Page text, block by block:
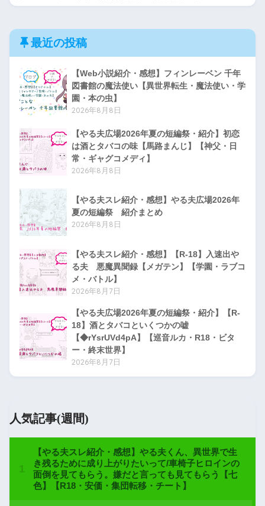
最近の投稿
【Web小説紹介・感想】フィンレーベン 千年
図書館の魔法使い【異世界転生・魔法使い・学
園・本の虫】
2026年8月8日
【やる夫広場2026年夏の短編祭・紹介】初恋
は酒とタバコの味【馬路まんじ】【神父・日
常・ギャグコメディ】
2026年8月8日
【やる夫スレ紹介・感想】やる夫広場2026年
夏の短編祭 紹介まとめ
2026年8月8日
【やる夫スレ紹介・感想】【R-18】入速出や
る夫 悪魔異聞録【メガテン】【学園・ラブコ
メ・バトル】
2026年8月7日
【やる夫広場2026年夏の短編祭・紹介】【R-
18】酒とタバコといくつかの嘘
【◆rYsrUVd4pA】【巡音ルカ・R18・ビタ
ー・終末世界】
2026年8月7日
人気記事(週間)